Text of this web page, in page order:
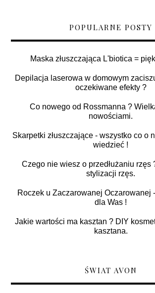
POPULARNE POSTY
Maska złuszczająca L'biotica =
Depilacja laserowa w domowym
oczekiwane efekty ?
Co nowego od Rossmanna ?
nowościami.
Skarpetki złuszczające - wszystko co o
wiedzieć !
Czego nie wiesz o przedłużaniu rzęs
stylizacji rzęs.
Roczek u Zaczarowanej Oczarowanej
dla Was !
Jakie wartości ma kasztan ? DIY
kasztana.
ŚWIAT AVON